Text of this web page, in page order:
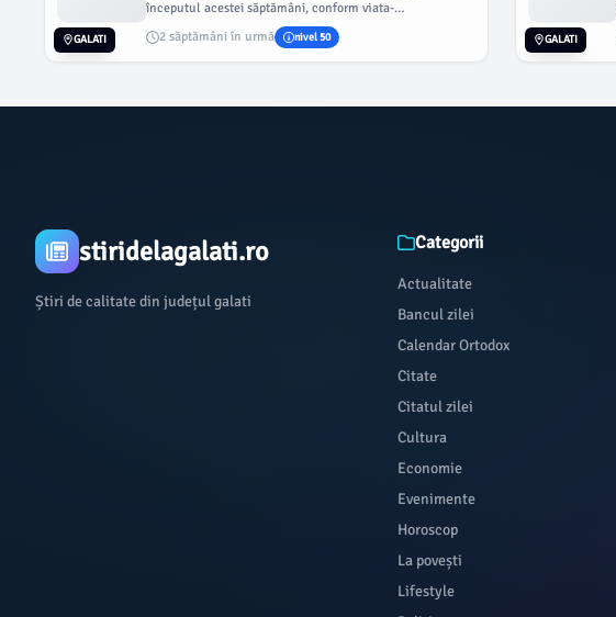
începutul acestei săptămâni, conform viata-
libera.ro, în contextul în...
2 săptămâni în urmă nivel 50
GALATI GALATI
stiridelagalati.ro
Știri de calitate din județul galati
Categorii
Actualitate
Bancul zilei
Calendar Ortodox
Citate
Citatul zilei
Cultura
Economie
Evenimente
Horoscop
La povești
Lifestyle